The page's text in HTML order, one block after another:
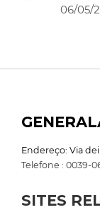
06/05/
Endereço: Via
Telefone : 0039-
SITES